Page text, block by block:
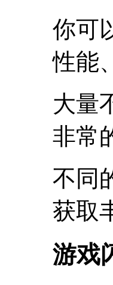
你可
性能
大量
非常
不同
获取
游戏